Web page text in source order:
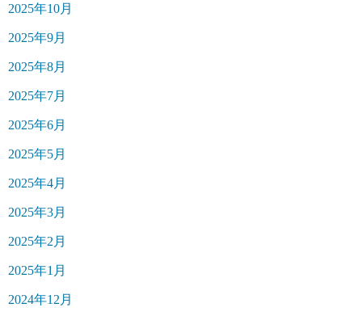
2025年10月
2025年9月
2025年8月
2025年7月
2025年6月
2025年5月
2025年4月
2025年3月
2025年2月
2025年1月
2024年12月